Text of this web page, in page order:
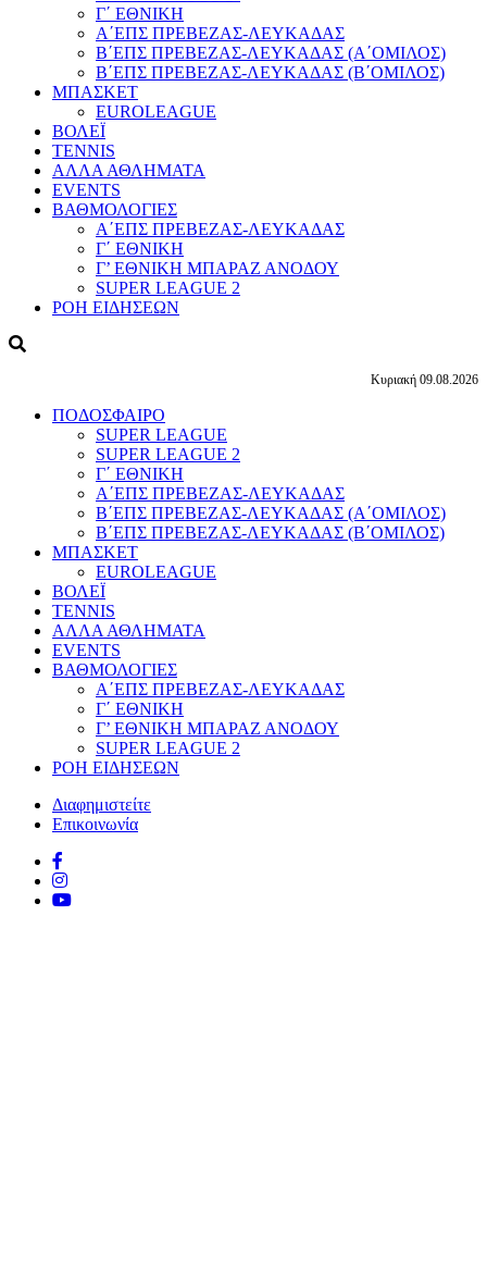
Γ΄ ΕΘΝΙΚΗ
Α΄ΕΠΣ ΠΡΕΒΕΖΑΣ-ΛΕΥΚΑΔΑΣ
Β΄ΕΠΣ ΠΡΕΒΕΖΑΣ-ΛΕΥΚΑΔΑΣ (Α΄ΟΜΙΛΟΣ)
Β΄ΕΠΣ ΠΡΕΒΕΖΑΣ-ΛΕΥΚΑΔΑΣ (Β΄ΟΜΙΛΟΣ)
ΜΠΑΣΚΕΤ
EUROLEAGUE
ΒΟΛΕΪ
TENNIS
ΑΛΛΑ ΑΘΛΗΜΑΤΑ
EVENTS
ΒΑΘΜΟΛΟΓΙΕΣ
Α΄ΕΠΣ ΠΡΕΒΕΖΑΣ-ΛΕΥΚΑΔΑΣ
Γ΄ ΕΘΝΙΚΗ
Γ’ ΕΘΝΙΚΗ ΜΠΑΡΑΖ ΑΝΟΔΟΥ
SUPER LEAGUE 2
ΡΟΗ ΕΙΔΗΣΕΩΝ
Κυριακή 09.08.2026
ΠΟΔΟΣΦΑΙΡΟ
SUPER LEAGUE
SUPER LEAGUE 2
Γ΄ ΕΘΝΙΚΗ
Α΄ΕΠΣ ΠΡΕΒΕΖΑΣ-ΛΕΥΚΑΔΑΣ
Β΄ΕΠΣ ΠΡΕΒΕΖΑΣ-ΛΕΥΚΑΔΑΣ (Α΄ΟΜΙΛΟΣ)
Β΄ΕΠΣ ΠΡΕΒΕΖΑΣ-ΛΕΥΚΑΔΑΣ (Β΄ΟΜΙΛΟΣ)
ΜΠΑΣΚΕΤ
EUROLEAGUE
ΒΟΛΕΪ
TENNIS
ΑΛΛΑ ΑΘΛΗΜΑΤΑ
EVENTS
ΒΑΘΜΟΛΟΓΙΕΣ
Α΄ΕΠΣ ΠΡΕΒΕΖΑΣ-ΛΕΥΚΑΔΑΣ
Γ΄ ΕΘΝΙΚΗ
Γ’ ΕΘΝΙΚΗ ΜΠΑΡΑΖ ΑΝΟΔΟΥ
SUPER LEAGUE 2
ΡΟΗ ΕΙΔΗΣΕΩΝ
Διαφημιστείτε
Επικοινωνία